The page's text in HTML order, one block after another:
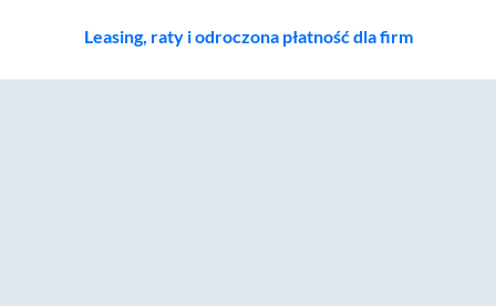
Leasing, raty i odroczona płatność dla firm